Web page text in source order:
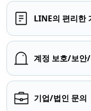
LINE의 편리한
계정 보호/보안
기업/법인 문의